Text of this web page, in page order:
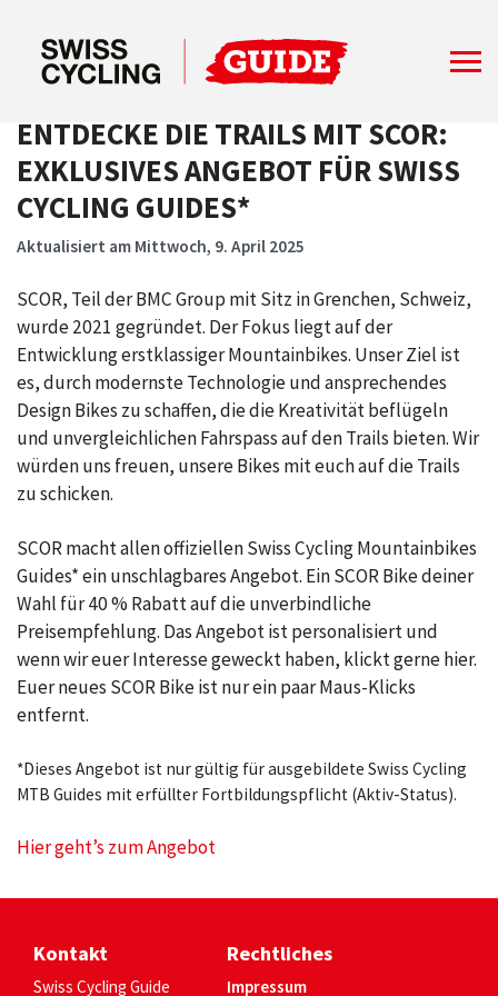
ENTDECKE DIE TRAILS MIT SCOR:
EXKLUSIVES ANGEBOT FÜR SWISS
CYCLING GUIDES*
Aktualisiert am Mittwoch, 9. April 2025
SCOR, Teil der BMC Group mit Sitz in Grenchen, Schweiz,
wurde 2021 gegründet. Der Fokus liegt auf der
Entwicklung erstklassiger Mountainbikes. Unser Ziel ist
es, durch modernste Technologie und ansprechendes
Design Bikes zu schaffen, die die Kreativität beflügeln
und unvergleichlichen Fahrspass auf den Trails bieten. Wir
würden uns freuen, unsere Bikes mit euch auf die Trails
zu schicken.
SCOR macht allen offiziellen Swiss Cycling Mountainbikes
Guides* ein unschlagbares Angebot. Ein SCOR Bike deiner
Wahl für 40 % Rabatt auf die unverbindliche
Preisempfehlung. Das Angebot ist personalisiert und
wenn wir euer Interesse geweckt haben, klickt gerne hier.
Euer neues SCOR Bike ist nur ein paar Maus-Klicks
entfernt.
*Dieses Angebot ist nur gültig für ausgebildete Swiss Cycling
MTB Guides mit erfüllter Fortbildungspflicht (Aktiv-Status).
Hier geht’s zum Angebot
Kontakt
Swiss Cycling Guide
Rechtliches
Impressum